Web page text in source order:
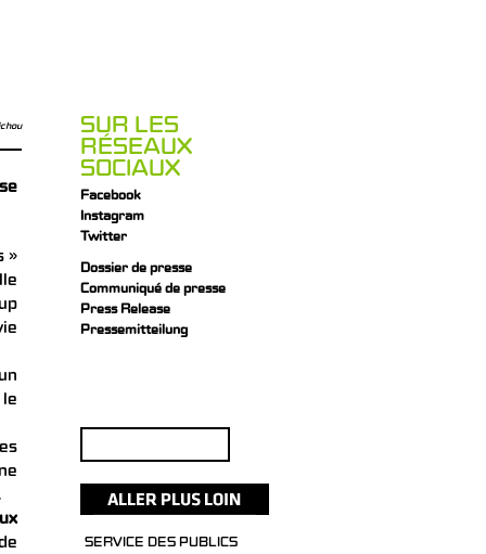
»
SUR LES
RÉSEAUX
SOCIAUX
Facebook
Instagram
Twitter
Dossier de presse
Communiqué de presse
Press Release
Pressemitteilung
SERVICE DES PUBLICS